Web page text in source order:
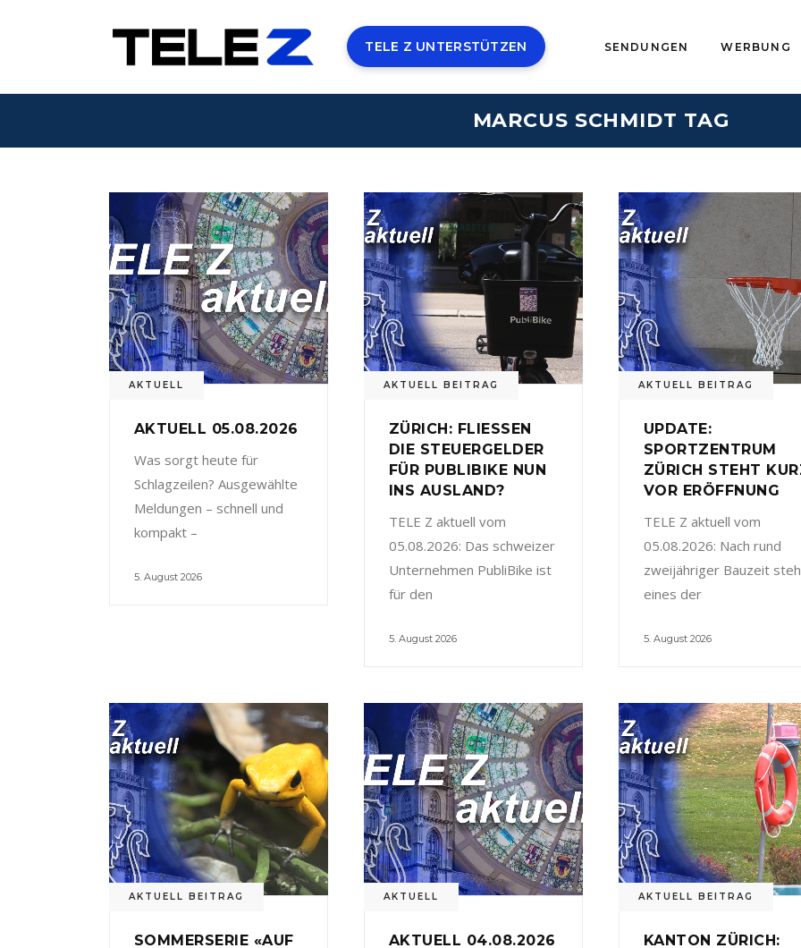
TELE Z UNTERSTÜTZEN SENDUNGEN WERBUNG
MARCUS SCHMIDT TAG
AKTUELL
AKTUELL 05.08.2026
Was sorgt heute für
Schlagzeilen? Ausgewählte
Meldungen – schnell und
kompakt –
5. August 2026
AKTUELL BEITRAG
ZÜRICH: FLIESSEN
DIE STEUERGELDER
FÜR PUBLIBIKE NUN
INS AUSLAND?
TELE Z aktuell vom
05.08.2026: Das schweizer
Unternehmen PubliBike ist
für den
5. August 2026
AKTUELL BEITRAG
UPDATE:
SPORTZENTRUM
ZÜRICH STEHT
VOR ERÖFFNUNG
TELE Z aktuell vom
05.08.2026: Nach rund
zweijähriger Bauzeit
eines der
5. August 2026
AKTUELL BEITRAG
SOMMERSERIE «AUF
AKTUELL
AKTUELL 04.08.2026
AKTUELL BEITRAG
KANTON ZÜRICH: